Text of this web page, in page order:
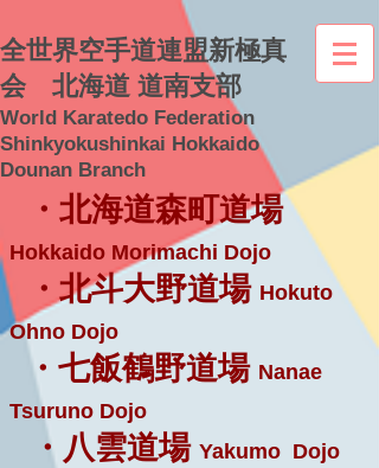
全世界空手道連盟新極真
会 北海道 道南支部
World Karatedo Federation
Shinkyokushinkai Hokkaido
Dounan Branch
・北海道森町道場
Hokkaido Morimachi Dojo
・北斗大野道場 Hokuto
Ohno Dojo
・七飯鶴野道場 Nanae
Tsuruno Dojo
・八雲道場 Yakumo Dojo